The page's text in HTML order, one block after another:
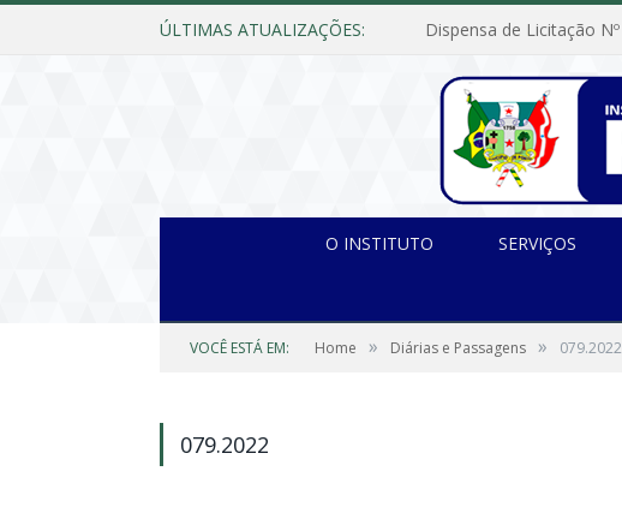
ÚLTIMAS ATUALIZAÇÕES:
O INSTITUTO SERVIÇOS
VOCÊ ESTÁ EM: Home » Diárias e Passagens » 079.2022
079.2022